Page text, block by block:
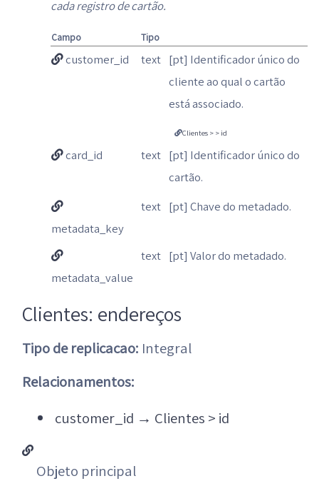
cada registro de cartão.
Campo Tipo
customer_id text [pt] Identificador único do
cliente ao qual o cartão
está associado.
Clientes > > id
card_id text [pt] Identificador único do
cartão.
metadata_key
text [pt] Chave do metadado.
metadata_value
text [pt] Valor do metadado.
Clientes: endereços
Tipo de replicacao: Integral
Relacionamentos:
customer_id → Clientes > id
Objeto principal